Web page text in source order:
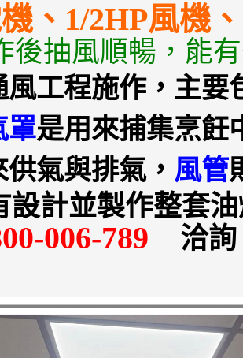
、1/2HP風機
後抽風順暢，能
風工程施作，主要
罩是用來捕集烹飪
氣與排氣， 風管
設計並製作整套
006-789 洽